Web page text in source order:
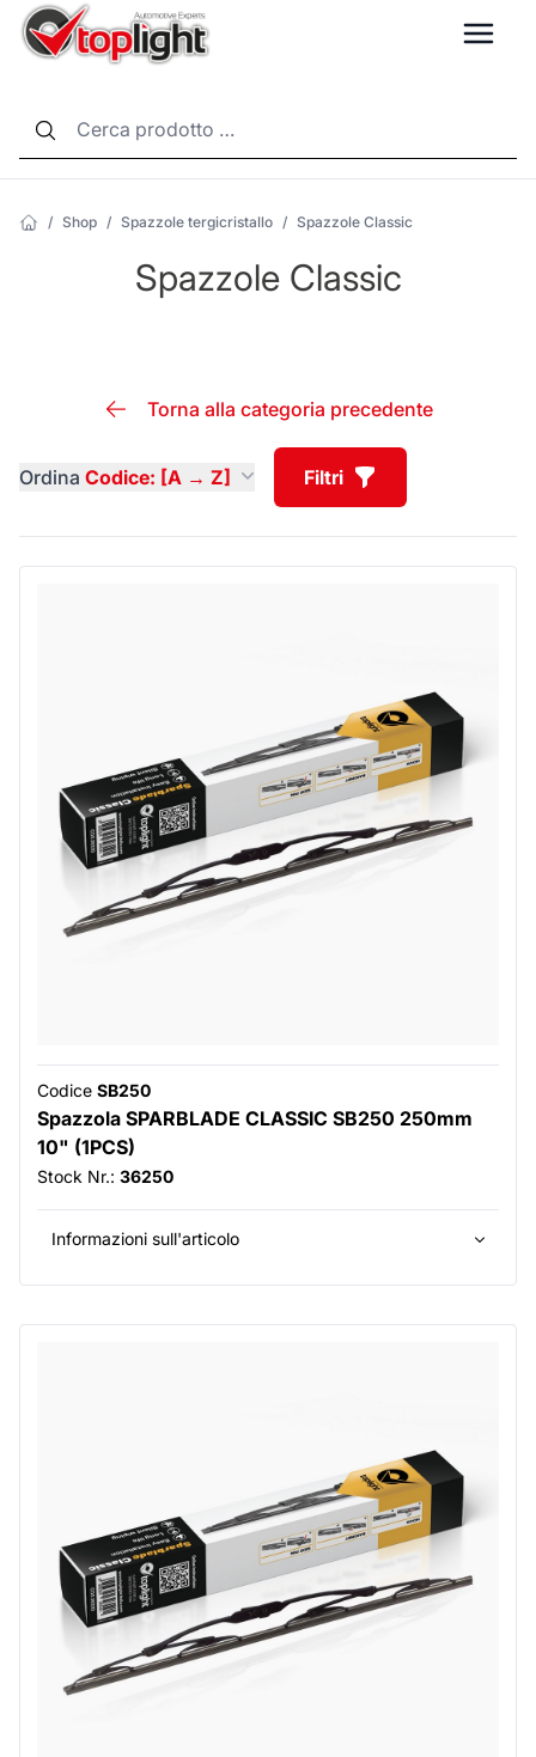
/ Shop / Spazzole tergicristallo / Spazzole Classic
Spazzole Classic
Torna alla categoria precedente
Ordina Codice: [A → Z] Filtri
Codice SB250
Spazzola SPARBLADE CLASSIC SB250 250mm
10" (1PCS)
Stock Nr.: 36250
Informazioni sull'articolo